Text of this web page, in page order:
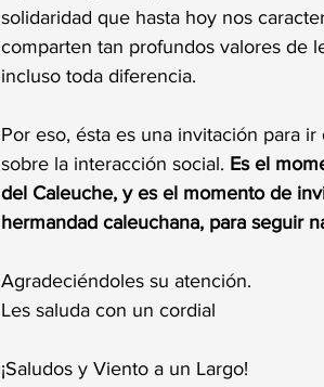
solidaridad que hasta hoy nos
comparten tan profundos valores de
incluso toda diferencia.
Por eso, ésta es una invitación para
sobre la interacción social. Es el
del Caleuche, y es el momento de
hermandad caleuchana, para seguir
Agradeciéndoles su atención.
Les saluda con un cordial
¡Saludos y Viento a un Largo!